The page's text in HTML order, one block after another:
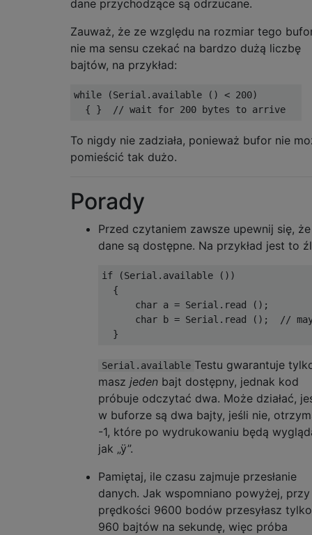
dane przychodzące są odrzucane.
Zauważ, że ze względu na rozmiar tego
nie ma sensu czekać na bardzo dużą liczbę
bajtów, na przykład:
while (Serial . available () < 200)
{
} // wait for 200 bytes to arrive
To nigdy nie zadziała, ponieważ bufor nie
pomieścić tak dużo.
Porady
Przed czytaniem zawsze upewnij się, że
dane są dostępne. Na przykład jest to
if (Serial . available
())
{
char a = Serial . read
();
char b = Serial . read ();
//
}
Serial.available Testu gwarantuje
masz jeden bajt dostępny, jednak kod
próbuje odczytać dwa. Może działać,
w buforze są dwa bajty, jeśli nie,
-1, które po wydrukowaniu będą
jak „ÿ”.
Pamiętaj, ile czasu zajmuje przesłanie
danych. Jak wspomniano powyżej, przy
prędkości 9600 bodów przesyłasz tylko
960 bajtów na sekundę, więc próba